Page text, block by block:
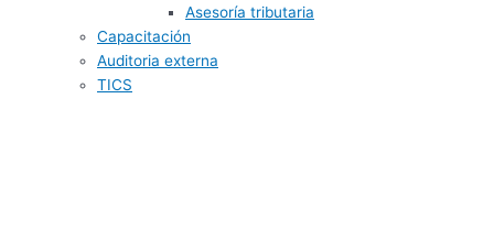
Asesoría tributaria
Capacitación
Auditoria externa
TICS